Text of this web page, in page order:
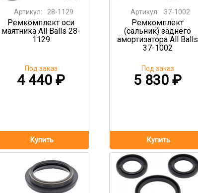
Артикул: 28-1129
Ремкомплект оси
маятника All Balls 28-
1129
4 440 ₽
Под заказ
Артикул: 37-1002
Ремкомплект
(сальник) заднего
амортизатора All Balls
37-1002
5 830 ₽
Под заказ